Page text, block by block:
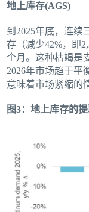
地上库存(AGS)
到2025年底，连续
存（减少42%，即
个月。这种枯竭是
2026年市场趋于平
意味着市场紧缩的
图3：地上库存的